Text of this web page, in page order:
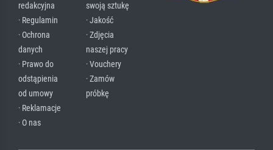
redakcyjna
· Regulamin
· Ochrona
danych
· Prawo do
odstąpienia
od umowy
· Reklamacje
· O nas
swoją sztukę
· Jakość
· Zdjęcia
naszej pracy
· Vouchery
· Zamów
próbkę